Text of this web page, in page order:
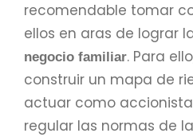
recomendable tomar
ellos en aras de lograr
negocio familiar. Para
construir un mapa de
actuar como
regular las normas de